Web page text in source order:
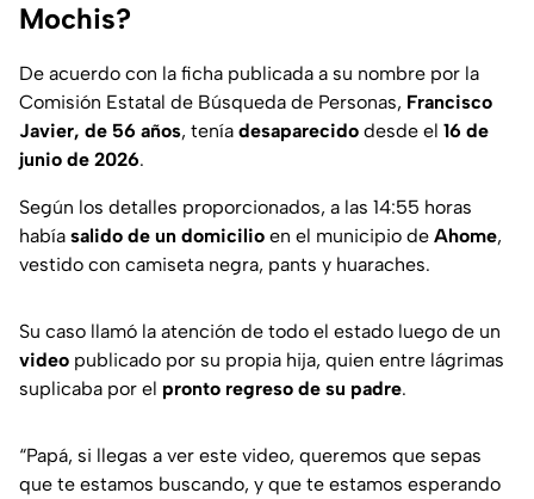
Mochis?
De acuerdo con la ficha publicada a su nombre por la
Comisión Estatal de Búsqueda de Personas, Francisco
Javier, de 56 años, tenía desaparecido desde el 16 de
junio de 2026.
Según los detalles proporcionados, a las 14:55 horas
había salido de un domicilio en el municipio de Ahome,
vestido con camiseta negra, pants y huaraches.
Su caso llamó la atención de todo el estado luego de un
video publicado por su propia hija, quien entre lágrimas
suplicaba por el pronto regreso de su padre.
“Papá, si llegas a ver este video, queremos que sepas
que te estamos buscando, y que te estamos esperando